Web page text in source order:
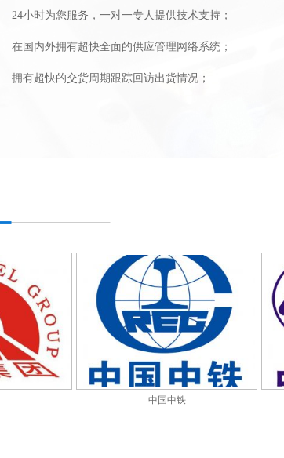
24小时为您服务，一对一专人提供技术支持；
在国内外拥有超快全面的供应管理网络系统；
拥有超快的交货周期跟踪回访出货情况；
中国中铁